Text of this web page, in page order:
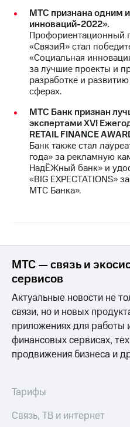
МТС признана одним
инноваций-2022».
Профориентационный
«СвязиЯ» стал
«Социальная
за лучшие проекты и
разработке и
сферах.
МТС Банк признан
экспертами XVI
RETAIL FINANCE
Банк также стал
года» за рекламную
НадЁЖный банк» и
«BIG EXPECTATIONS»
МТС Банка».
МТС — связь и
сервисов
Актуальные новости не
связи, но и новых
приложениях для работы
финансовых сервисах,
продвижения бизнеса и
Тарифы
Связь, ТВ и интернет